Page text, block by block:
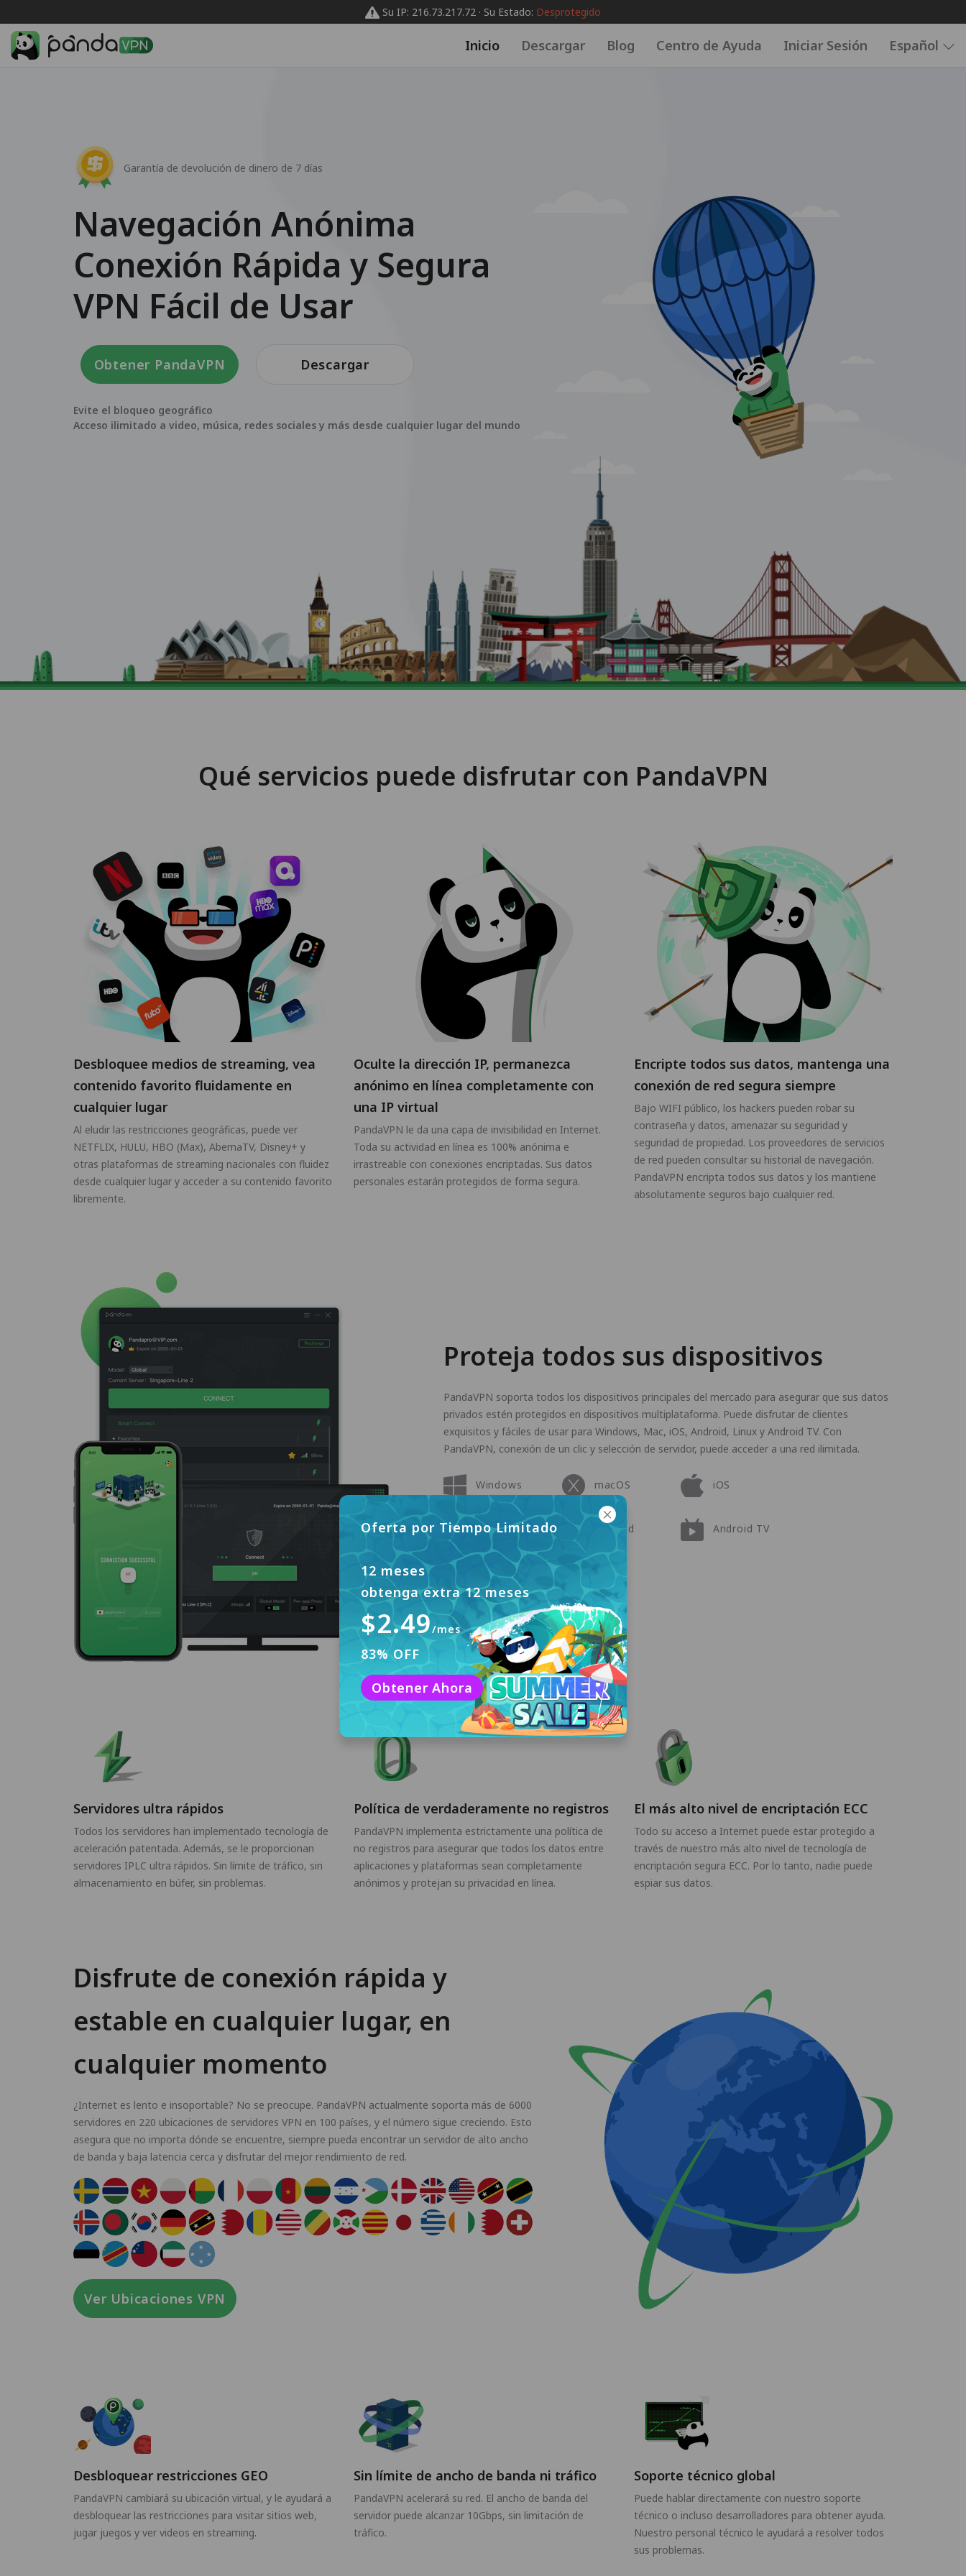
Su IP: 216.73.217.72 · Su Estado: Desprotegido
Inicio Descargar Blog Centro de Ayuda Iniciar Sesión Español
Garantía de devolución de dinero de 7 días
Navegación Anónima
Conexión Rápida y Segura
VPN Fácil de Usar
Obtener PandaVPN Descargar
Evite el bloqueo geográfico
Acceso ilimitado a video, música, redes sociales y más desde cualquier lugar del mundo
Qué servicios puede disfrutar con PandaVPN
Desbloquee medios de streaming, vea
contenido favorito fluidamente en
cualquier lugar
Al eludir las restricciones geográficas, puede ver
NETFLIX, HULU, HBO (Max), AbemaTV, Disney+ y
otras plataformas de streaming nacionales con fluidez
desde cualquier lugar y acceder a su contenido favorito
libremente.
Oculte la dirección IP, permanezca
anónimo en línea completamente con
una IP virtual
PandaVPN le da una capa de invisibilidad en Internet.
Toda su actividad en línea es 100% anónima e
irrastreable con conexiones encriptadas. Sus datos
personales estarán protegidos de forma segura.
Encripte todos sus datos, mantenga una
conexión de red segura siempre
Bajo WIFI público, los hackers pueden robar su
contraseña y datos, amenazar su seguridad y
seguridad de propiedad. Los proveedores de servicios
de red pueden consultar su historial de navegación.
PandaVPN encripta todos sus datos y los mantiene
absolutamente seguros bajo cualquier red.
Proteja todos sus dispositivos
PandaVPN soporta todos los dispositivos principales del mercado para asegurar que sus datos
privados estén protegidos en dispositivos multiplataforma. Puede disfrutar de clientes
exquisitos y fáciles de usar para Windows, Mac, iOS, Android, Linux y Android TV. Con
PandaVPN, conexión de un clic y selección de servidor, puede acceder a una red ilimitada.
Windows macOS iOS
Apple TV Android Android TV
Linux
Servidores ultra rápidos
Todos los servidores han implementado tecnología de
aceleración patentada. Además, se le proporcionan
servidores IPLC ultra rápidos. Sin límite de tráfico, sin
almacenamiento en búfer, sin problemas.
Política de verdaderamente no registros
PandaVPN implementa estrictamente una política de
no registros para asegurar que todos los datos entre
aplicaciones y plataformas sean completamente
anónimos y protejan su privacidad en línea.
El más alto nivel de encriptación ECC
Todo su acceso a Internet puede estar protegido a
través de nuestro más alto nivel de tecnología de
encriptación segura ECC. Por lo tanto, nadie puede
espiar sus datos.
Disfrute de conexión rápida y
estable en cualquier lugar, en
cualquier momento
¿Internet es lento e insoportable? No se preocupe. PandaVPN actualmente soporta más de 6000
servidores en 220 ubicaciones de servidores VPN en 100 países, y el número sigue creciendo. Esto
asegura que no importa dónde se encuentre, siempre pueda encontrar un servidor de alto ancho
de banda y baja latencia cerca y disfrutar del mejor rendimiento de red.
Ver Ubicaciones VPN
Desbloquear restricciones GEO
PandaVPN cambiará su ubicación virtual, y le ayudará a
desbloquear las restricciones para visitar sitios web,
jugar juegos y ver videos en streaming.
Sin límite de ancho de banda ni tráfico
PandaVPN acelerará su red. El ancho de banda del
servidor puede alcanzar 10Gbps, sin limitación de
tráfico.
Soporte técnico global
Puede hablar directamente con nuestro soporte
técnico o incluso desarrolladores para obtener ayuda.
Nuestro personal técnico le ayudará a resolver todos
sus problemas.
Oferta por Tiempo Limitado
12 meses
obtenga extra 12 meses
$2.49/mes
83% OFF
Obtener Ahora